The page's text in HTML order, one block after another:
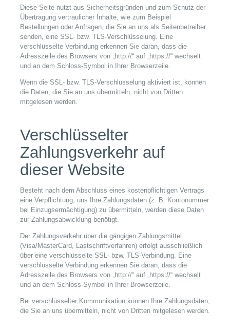
Diese Seite nutzt aus Sicherheitsgründen und zum Schutz der
Übertragung vertraulicher Inhalte, wie zum Beispiel
Bestellungen oder Anfragen, die Sie an uns als Seitenbetreiber
senden, eine SSL- bzw. TLS-Verschlüsselung. Eine
verschlüsselte Verbindung erkennen Sie daran, dass die
Adresszeile des Browsers von „http://“ auf „https://“ wechselt
und an dem Schloss-Symbol in Ihrer Browserzeile.
Wenn die SSL- bzw. TLS-Verschlüsselung aktiviert ist, können
die Daten, die Sie an uns übermitteln, nicht von Dritten
mitgelesen werden.
Verschlüsselter
Zahlungsverkehr auf
dieser Website
Besteht nach dem Abschluss eines kostenpflichtigen Vertrags
eine Verpflichtung, uns Ihre Zahlungsdaten (z. B. Kontonummer
bei Einzugsermächtigung) zu übermitteln, werden diese Daten
zur Zahlungsabwicklung benötigt.
Der Zahlungsverkehr über die gängigen Zahlungsmittel
(Visa/MasterCard, Lastschriftverfahren) erfolgt ausschließlich
über eine verschlüsselte SSL- bzw. TLS-Verbindung. Eine
verschlüsselte Verbindung erkennen Sie daran, dass die
Adresszeile des Browsers von „http://“ auf „https://“ wechselt
und an dem Schloss-Symbol in Ihrer Browserzeile.
Bei verschlüsselter Kommunikation können Ihre Zahlungsdaten,
die Sie an uns übermitteln, nicht von Dritten mitgelesen werden.